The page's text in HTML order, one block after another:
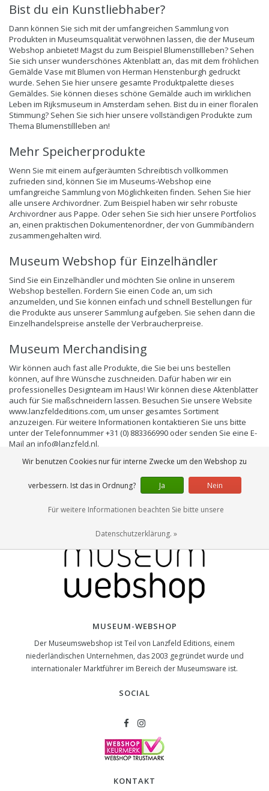
Bist du ein Kunstliebhaber?
Dann können Sie sich mit der umfangreichen Sammlung von
Produkten in Museumsqualität verwöhnen lassen, die der Museum
Webshop anbietet! Magst du zum Beispiel Blumenstillleben? Sehen
Sie sich unser wunderschönes Aktenblatt an, das mit dem fröhlichen
Gemälde Vase mit Blumen von Herman Henstenburgh gedruckt
wurde. Sehen Sie hier unsere gesamte Produktpalette dieses
Gemäldes. Sie können dieses schöne Gemälde auch im wirklichen
Leben im Rijksmuseum in Amsterdam sehen. Bist du in einer floralen
Stimmung? Sehen Sie sich hier unsere vollständigen Produkte zum
Thema Blumenstillleben an!
Mehr Speicherprodukte
Wenn Sie mit einem aufgeräumten Schreibtisch vollkommen
zufrieden sind, können Sie im Museums-Webshop eine
umfangreiche Sammlung von Möglichkeiten finden. Sehen Sie hier
alle unsere Archivordner. Zum Beispiel haben wir sehr robuste
Archivordner aus Pappe. Oder sehen Sie sich hier unsere Portfolios
an, einen praktischen Dokumentenordner, der von Gummibändern
zusammengehalten wird.
Museum Webshop für Einzelhändler
Sind Sie ein Einzelhändler und möchten Sie online in unserem
Webshop bestellen. Fordern Sie einen Code an, um sich
anzumelden, und Sie können einfach und schnell Bestellungen für
die Produkte aus unserer Sammlung aufgeben. Sie sehen dann die
Einzelhandelspreise anstelle der Verbraucherpreise.
Museum Merchandising
Wir können auch fast alle Produkte, die Sie bei uns bestellen
können, auf Ihre Wünsche zuschneiden. Dafür haben wir ein
professionelles Designteam im Haus! Wir können diese Aktenblätter
auch für Sie maßschneidern lassen. Besuchen Sie unsere Website
www.lanzfeldeditions.com, um unser gesamtes Sortiment
anzuzeigen. Für weitere Informationen kontaktieren Sie uns bitte
unter der Telefonnummer +31 (0) 883366990 oder senden Sie eine E-
Mail an info@lanzfeld.nl.
MUSEUM-WEBSHOP
Der Museumswebshop ist Teil von Lanzfeld Editions, einem
niederländischen Unternehmen, das 2003 gegründet wurde und
internationaler Marktführer im Bereich der Museumsware ist.
SOCIAL
KONTAKT
Wir benutzen Cookies nur für interne Zwecke um den Webshop zu
verbessern. Ist das in Ordnung? Ja Nein
Für weitere Informationen beachten Sie bitte unsere
Datenschutzerklärung. »